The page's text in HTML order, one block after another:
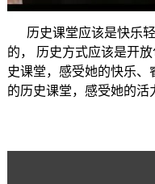
历史课堂应该是快乐轻
的， 历史方式应该是开
史课堂，感受她的快乐
的历史课堂，感受她的活